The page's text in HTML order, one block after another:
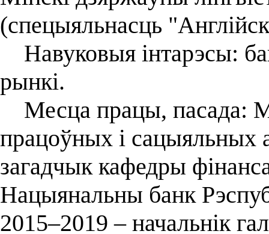
(спецыяльнасць
Навуковыя інтарэсы:
рынкі.
Месца працы, пасада:
працоўных і сацыяльных
загадчык кафедры
Нацыянальны банк
2015–2019 – начальнік